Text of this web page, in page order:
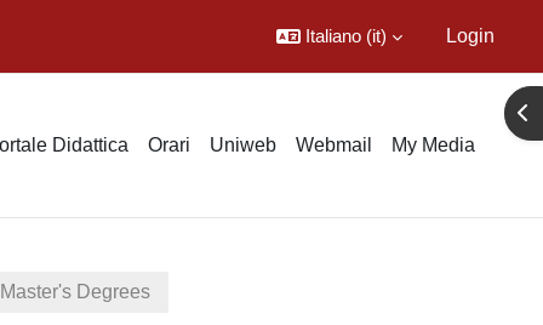
Italiano ‎(it)‎ Login
Didattica Orari Uniweb Webmail My Media
Degrees